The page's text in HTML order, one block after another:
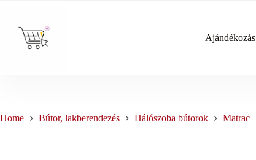
content
Ajándékozás
Home Bútor, lakberendezés Hálószoba bútorok Matrac